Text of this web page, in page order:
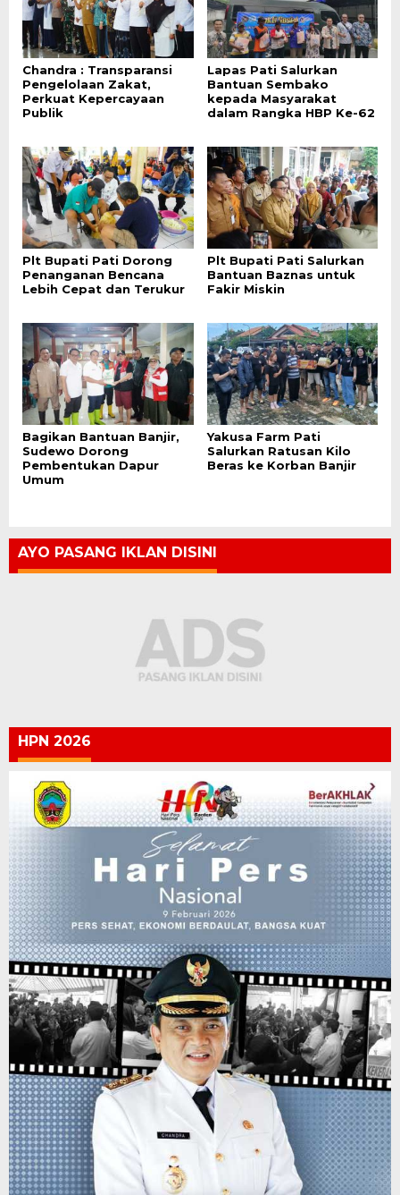
Chandra : Transparansi
Pengelolaan Zakat,
Perkuat Kepercayaan
Publik
Lapas Pati Salurkan
Bantuan Sembako
kepada Masyarakat
dalam Rangka HBP Ke-62
Plt Bupati Pati Dorong
Penanganan Bencana
Lebih Cepat dan Terukur
Plt Bupati Pati Salurkan
Bantuan Baznas untuk
Fakir Miskin
Bagikan Bantuan Banjir,
Sudewo Dorong
Pembentukan Dapur
Umum
Yakusa Farm Pati
Salurkan Ratusan Kilo
Beras ke Korban Banjir
AYO PASANG IKLAN DISINI
HPN 2026